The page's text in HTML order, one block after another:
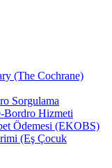
(The Cochrane)
Sorgulama
Bordro Hizmeti
Ödemesi (EKOBS)
(Eş Çocuk